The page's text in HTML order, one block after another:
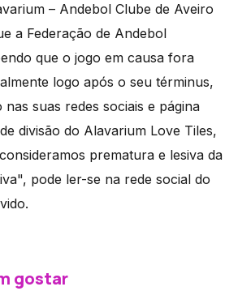
– Andebol Clube de Aveiro
a Federação de Andebol
que o jogo em causa fora
logo após o seu términus,
suas redes sociais e página
divisão do Alavarium Love Tiles,
prematura e lesiva da
pode ler-se na rede social do
gostar